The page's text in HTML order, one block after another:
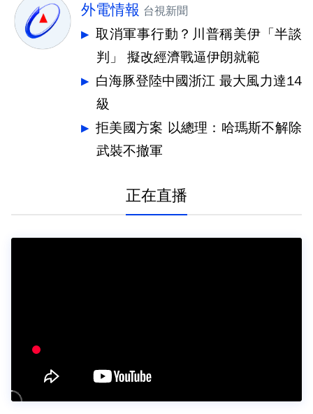
外電情報 台視新聞
取消軍事行動？川普稱美伊「半談
判」 擬改經濟戰逼伊朗就範
白海豚登陸中國浙江 最大風力達14
級
拒美國方案 以總理：哈瑪斯不解除
武裝不撤軍
正在直播